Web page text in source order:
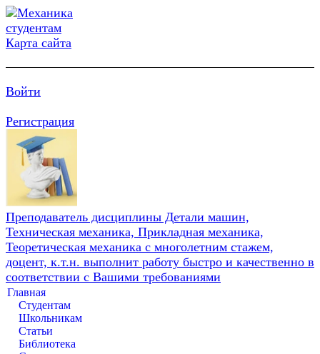
Карта сайта
Войти
Регистрация
Преподаватель дисциплины Детали машин,
Техническая механика, Прикладная механика,
Теоретическая механика с многолетним стажем,
доцент, к.т.н. выполнит работу быстро и качественно в
соответствии с Вашими требованиями
Главная
Студентам
Школьникам
Статьи
Библиотека